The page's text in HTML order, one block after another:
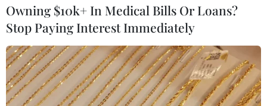
Owning $10k+ In Medical Bills Or Loans?
Stop Paying Interest Immediately